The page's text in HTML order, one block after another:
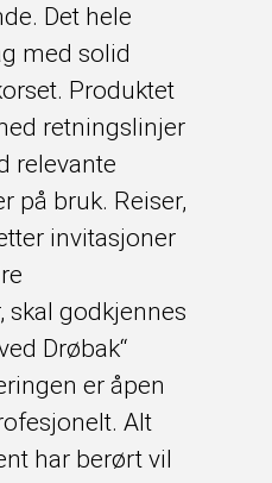
Det hele
med solid
Produktet
retningslinjer
relevante
på bruk. Reiser,
invitasjoner
skal godkjennes
Drøbak“
er åpen
Alt
har berørt vil